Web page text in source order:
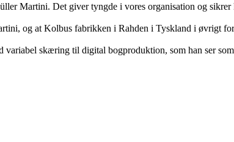
Martini. Det giver tyngde i vores organisation og
og at Kolbus fabrikken i Rahden i Tyskland i øvrigt
skæring til digital bogproduktion, som han ser